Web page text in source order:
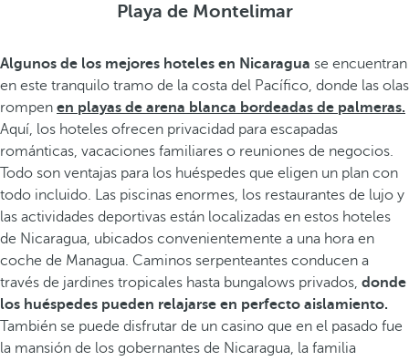
Playa de Montelimar
Algunos de los mejores hoteles en Nicaragua se encuentran
en este tranquilo tramo de la costa del Pacífico, donde las olas
rompen en playas de arena blanca bordeadas de palmeras.
Aquí, los hoteles ofrecen privacidad para escapadas
románticas, vacaciones familiares o reuniones de negocios.
Todo son ventajas para los huéspedes que eligen un plan con
todo incluido. Las piscinas enormes, los restaurantes de lujo y
las actividades deportivas están localizadas en estos hoteles
de Nicaragua, ubicados convenientemente a una hora en
coche de Managua. Caminos serpenteantes conducen a
través de jardines tropicales hasta bungalows privados, donde
los huéspedes pueden relajarse en perfecto aislamiento.
También se puede disfrutar de un casino que en el pasado fue
la mansión de los gobernantes de Nicaragua, la familia